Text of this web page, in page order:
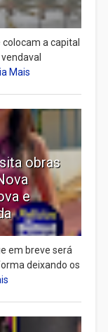
a capital
Mais
obras
e
em breve será
deixando os